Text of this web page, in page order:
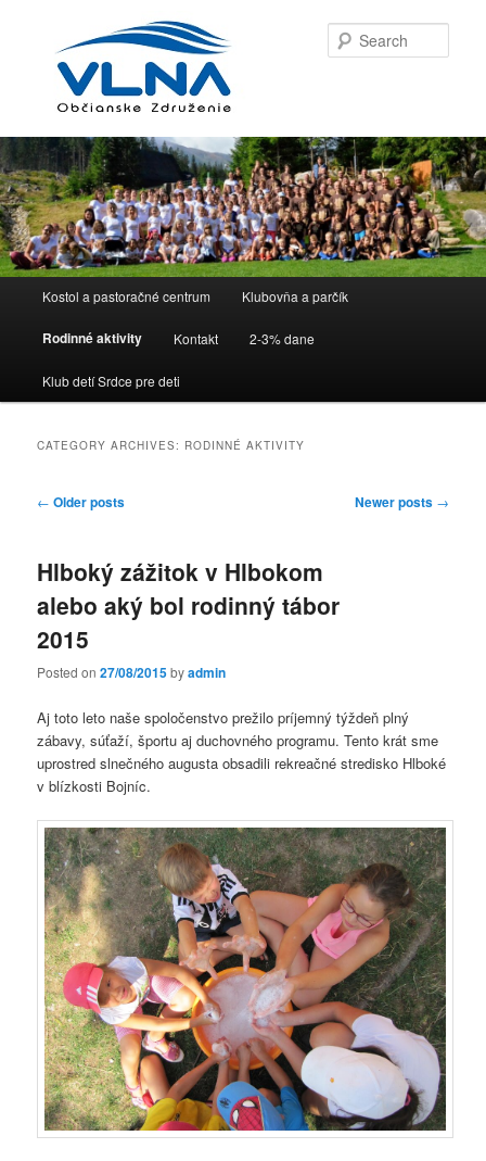
Skip to primary content
Skip to secondary content
Kostol a pastoračné centrum Klubovňa a parčík
Rodinné aktivity Kontakt 2-3% dane
Klub detí Srdce pre deti
CATEGORY ARCHIVES: RODINNÉ AKTIVITY
Post navigation
← Older posts Newer posts →
Hlboký zážitok v Hlbokom
alebo aký bol rodinný tábor
2015
Posted on27/08/2015byadmin
Aj toto leto naše spoločenstvo prežilo príjemný týždeň plný
zábavy, súťaží, športu aj duchovného programu. Tento krát sme
uprostred slnečného augusta obsadili rekreačné stredisko Hlboké
v blízkosti Bojníc.